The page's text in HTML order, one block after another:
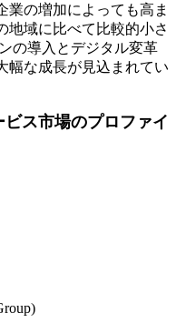
業の増加によっても高ま
地域に比べて比較的小さ
の導入とデジタル変革
幅な成長が見込まれてい
ス市場のプロファイ